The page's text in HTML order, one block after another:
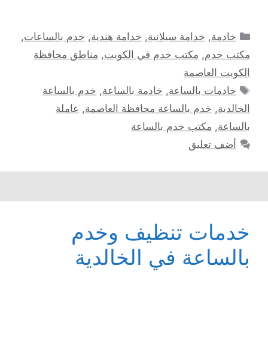
التصنيفات
خادمة, خدامة سيلانية, خدامة هندية, خدم بالساعات,
مكتب خدم, مكتب خدم في الكويت, مناطق محافظة
الكويت العاصمة
الوسوم
خادمات بالساعة, خادمة بالساعة, خدم بالساعة
الخالدية, خدم بالساعة محافظة العاصمة, عاملة
بالساعة, مكتب خدم بالساعة
أضف تعليق
خدمات تنظيف وخدم
بالساعة في الخالدية